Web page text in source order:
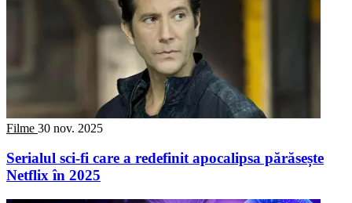
Filme 30 nov. 2025
Serialul sci-fi care a redefinit apocalipsa părăsește
Netflix în 2025